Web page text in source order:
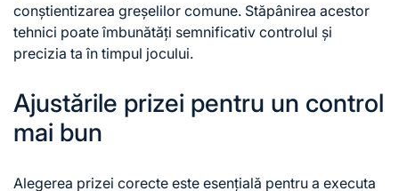
conștientizarea greșelilor comune. Stăpânirea acestor
tehnici poate îmbunătăți semnificativ controlul și
precizia ta în timpul jocului.
Ajustările prizei pentru un control
mai bun
Alegerea prizei corecte este esențială pentru a executa